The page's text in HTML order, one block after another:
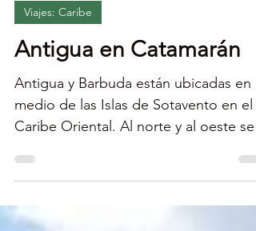
Econaturista
Viajes: Caribe
Antigua en Catamarán
Antigua y Barbuda están ubicadas en
encuentran St....